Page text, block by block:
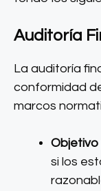
Auditoría
La auditoría
conformidad
marcos
Objetivo
si los